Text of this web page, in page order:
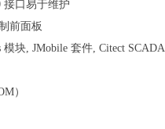
接口易于维护
前面板
模块, JMobile 套件, Citect
）